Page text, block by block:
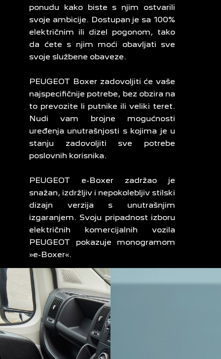
ponudu kako biste s njim ostvarili
svoje ambicije. Dostupan je sa 100%
električnim ili dizel pogonom, tako
da ćete s njim moći obavljati sve
svoje službene obaveze.
PEUGEOT Boxer zadovoljiti će vaše
najspecifičnije potrebe, bez obzira na
to prevozite li putnike ili veliki teret.
Nudi vam brojne mogućnosti
uređenja unutrašnjosti s kojima je u
stanju zadovoljiti sve potrebe
poslovnih korisnika.
PEUGEOT e-Boxer zadržao je
snažan, izdržljiv i nepokolebljiv stilski
dizajn verzija s unutrašnjim
izgaranjem. Svoju pripadnost izboru
električnih komercijalnih vozila
PEUGEOT pokazuje monogramom
»e-Boxer«.